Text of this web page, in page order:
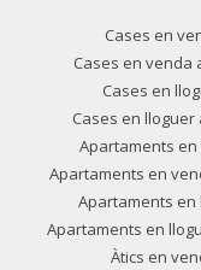
Cases en
Cases en venda
Cases en
Cases en
Apartaments
Apartaments en
Apartaments
Apartaments en
Àtics en